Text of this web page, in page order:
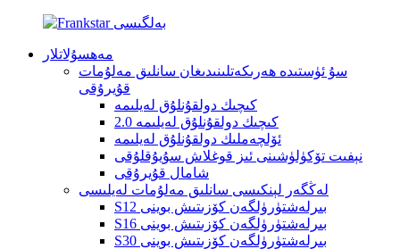
مەھسۇلاتلار
سۇ ئۈستىدە ھەرىكەتلىنىدىغان سانلىق مەلۇمات
قۇيرۇقى
كىچىك دولقۇنلۇق لەيلىمە
كىچىك دولقۇنلۇق لەيلىمە 2.0
ئۆلچەملىك دولقۇنلۇق لەيلىمە
نېفىت تۆكۈلۈشىنى ئىز قوغلاش سۇيۇقلۇقى
شامال قۇيرۇقى
لەڭگەر لېنكىسى سانلىق مەلۇمات لەيلىسى
S12 بىرلەشتۈرۈلگەن كۆزىتىش بوينى
S16 بىرلەشتۈرۈلگەن كۆزىتىش بوينى
S30 بىرلەشتۈرۈلگەن كۆزىتىش بوينى